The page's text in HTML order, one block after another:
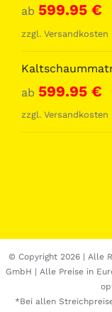
ab 599.95 €
zzgl. Versandkosten
ab 599.95 €
zzgl. Versandkosten
© Copyright 2026 | Alle
GmbH | Alle Preise in
*Bei allen